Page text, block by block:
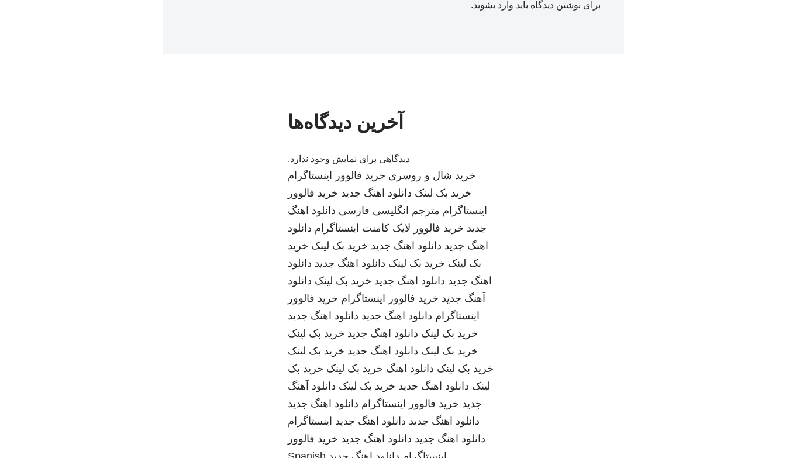
برای نوشتن دیدگاه باید وارد بشوید.
آخرین دیدگاه‌ها
دیدگاهی برای نمایش وجود ندارد.
خرید شال و روسری خرید فالوور اینستاگرام
خرید بک لینک دانلود اهنگ جدید خرید فالوور
اینستاگرام مترجم انگلیسی فارسی دانلود اهنگ
جدید خرید فالوور لایک کامنت اینستاگرام دانلود
اهنگ جدید دانلود اهنگ جدید خرید بک لینک خرید
بک لینک خرید بک لینک دانلود اهنگ جدید دانلود
اهنگ جدید دانلود اهنگ جدید خرید بک لینک دانلود
آهنگ جدید خرید فالوور اینستاگرام خرید فالوور
اینستاگرام دانلود اهنگ جدید دانلود اهنگ جدید
خرید بک لینک دانلود اهنگ جدید خرید بک لینک
خرید بک لینک دانلود اهنگ جدید خرید بک لینک
خرید بک لینک دانلود اهنگ خرید بک لینک خرید بک
لینک دانلود اهنگ جدید خرید بک لینک دانلود آهنگ
جدید خرید فالوور اینستاگرام دانلود اهنگ جدید
دانلود اهنگ جدید دانلود اهنگ جدید اینستاگرام
دانلود اهنگ جدید دانلود اهنگ جدید خرید فالوور